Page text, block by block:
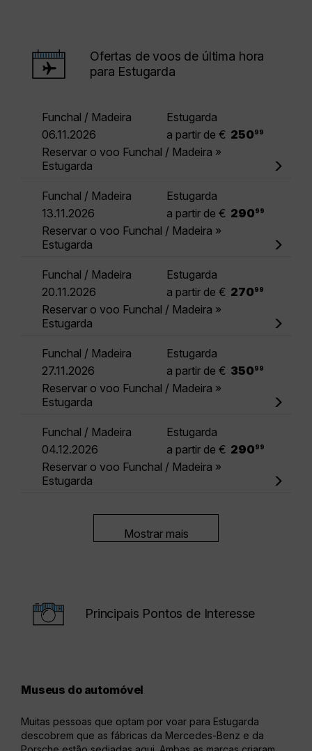
Ofertas de voos de última hora
para Estugarda
Funchal / Madeira
Estugarda
06.11.2026
a partir de € 250 99
Reservar o voo Funchal / Madeira »
Estugarda
Funchal / Madeira
Estugarda
13.11.2026
a partir de € 290 99
Reservar o voo Funchal / Madeira »
Estugarda
Funchal / Madeira
Estugarda
20.11.2026
a partir de € 270 99
Reservar o voo Funchal / Madeira »
Estugarda
Funchal / Madeira
Estugarda
27.11.2026
a partir de € 350 99
Reservar o voo Funchal / Madeira »
Estugarda
Funchal / Madeira
Estugarda
04.12.2026
a partir de € 290 99
Reservar o voo Funchal / Madeira »
Estugarda
Mostrar mais
Principais Pontos de Interesse
Museus do automóvel
Muitas pessoas que optam por voar para Estugarda
descobrem que as fábricas da Mercedes-Benz e da